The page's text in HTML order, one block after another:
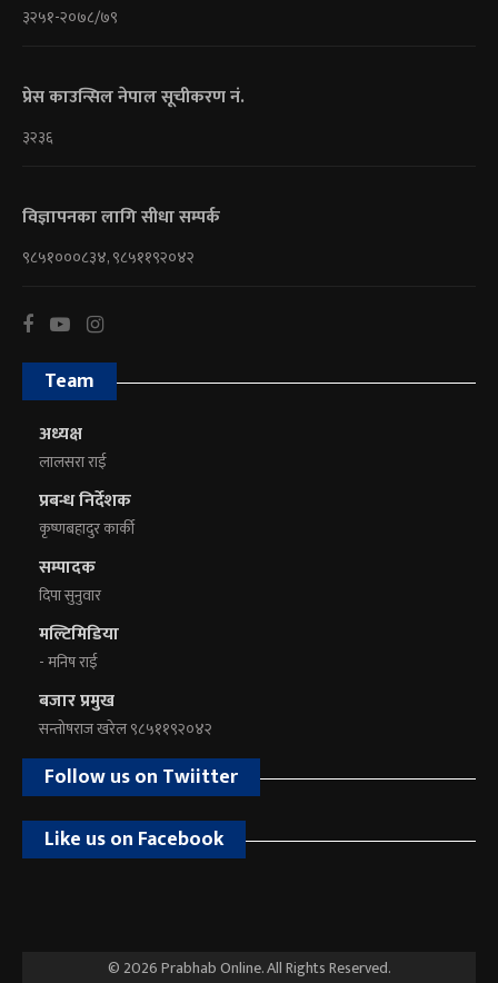
३२५१-२०७८/७९
प्रेस काउन्सिल नेपाल सूचीकरण नं.
३२३६
विज्ञापनका लागि सीधा सम्पर्क
९८५१०००८३४, ९८५११९२०४२
Team
अध्यक्ष
लालसरा राई
प्रबन्ध निर्देशक
कृष्णबहादुर कार्की
सम्पादक
दिपा सुनुवार
मल्टिमिडिया
- मनिष राई
बजार प्रमुख
सन्तोषराज खरेल ९८५११९२०४२
Follow us on Twiitter
Like us on Facebook
© 2026 Prabhab Online. All Rights Reserved.